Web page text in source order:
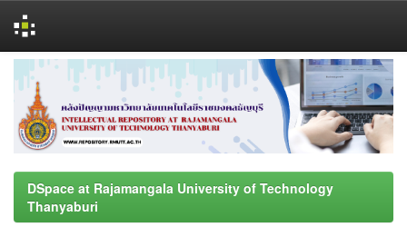
navigation
DSpace at Rajamangala University of Technology
Thanyaburi